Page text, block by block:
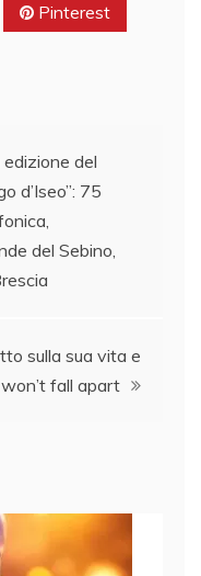
Pinterest
del
d’Iseo”: 75
del Sebino,
sulla sua vita e
fall apart